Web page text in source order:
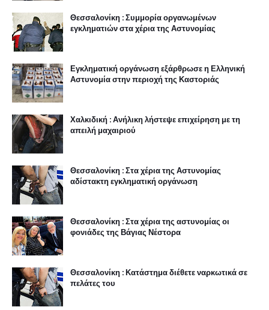
Θεσσαλονίκη : Συμμορία οργανωμένων
εγκληματιών στα χέρια της Αστυνομίας
Εγκληματική οργάνωση εξάρθρωσε η Ελληνική
Αστυνομία στην περιοχή της Καστοριάς
Χαλκιδική : Ανήλικη λήστεψε επιχείρηση με τη
απειλή μαχαιριού
Θεσσαλονίκη : Στα χέρια της Αστυνομίας
αδίστακτη εγκληματική οργάνωση
Θεσσαλονίκη : Στα χέρια της αστυνομίας οι
φονιάδες της Βάγιας Νέστορα
Θεσσαλονίκη : Κατάστημα διέθετε ναρκωτικά σε
πελάτες του